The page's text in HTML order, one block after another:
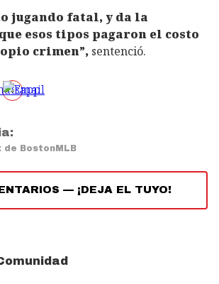
jugando fatal, y da la
esos tipos pagaron el costo
crimen”, sentenció.
de BostonMLB
— ¡DEJA EL TUYO!